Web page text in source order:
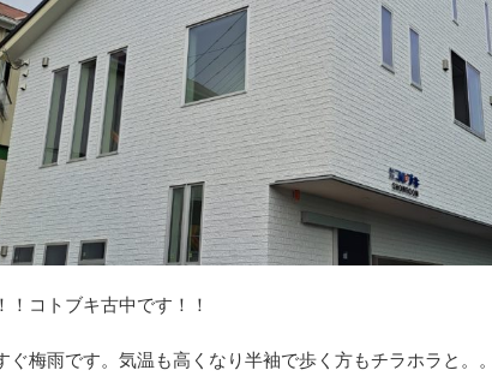
！コトブキ古中です！！
ぐ梅雨です。気温も高くなり半袖で歩く方もチラホラと。。